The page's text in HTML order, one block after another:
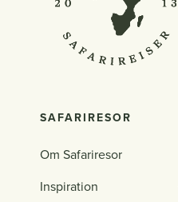
SAFARIRESOR
Om Safariresor
Inspiration